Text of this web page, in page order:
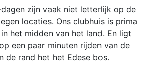
dagen zijn vaak niet letterlijk op de
locaties. Ons clubhuis is prima
het midden van het land. En ligt
een paar minuten rijden van de
de rand het het Edese bos.